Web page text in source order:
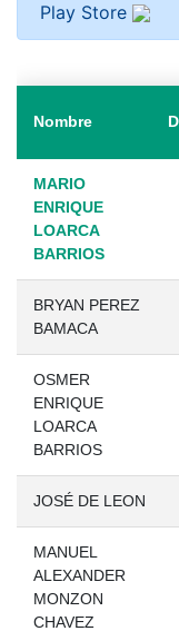
Play Store
Nombre
MARIO
ENRIQUE
LOARCA
BARRIOS
BRYAN PEREZ
BAMACA
OSMER
ENRIQUE
LOARCA
BARRIOS
JOSÉ DE LEON
MANUEL
ALEXANDER
MONZON
CHAVEZ